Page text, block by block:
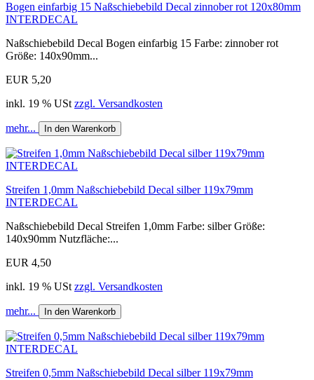
Bogen einfarbig 15 Naßschiebebild Decal zinnober rot 120x80mm
INTERDECAL
Naßschiebebild Decal Bogen einfarbig 15 Farbe: zinnober rot
Größe: 140x90mm...
EUR 5,20
inkl. 19 % USt zzgl. Versandkosten
mehr... In den Warenkorb
Streifen 1,0mm Naßschiebebild Decal silber 119x79mm
INTERDECAL
Naßschiebebild Decal Streifen 1,0mm Farbe: silber Größe:
140x90mm Nutzfläche:...
EUR 4,50
inkl. 19 % USt zzgl. Versandkosten
mehr... In den Warenkorb
Streifen 0,5mm Naßschiebebild Decal silber 119x79mm